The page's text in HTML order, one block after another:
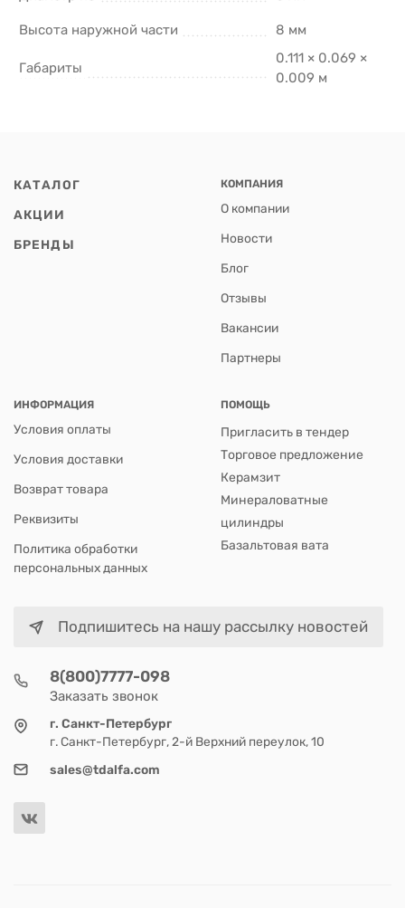
Высота наружной части 8 мм
Габариты
0.111 × 0.069 ×
0.009 м
КАТАЛОГ
АКЦИИ
БРЕНДЫ
КОМПАНИЯ
О компании
Новости
Блог
Отзывы
Вакансии
Партнеры
ИНФОРМАЦИЯ
Условия оплаты
Условия доставки
Возврат товара
Реквизиты
Политика обработки
персональных данных
ПОМОЩЬ
Пригласить в тендер
Торговое предложение
Керамзит
Минераловатные
цилиндры
Базальтовая вата
Подпишитесь на нашу рассылку новостей
8(800)7777-098
Заказать звонок
г. Санкт-Петербург
г. Санкт-Петербург, 2-й Верхний переулок, 10
sales@tdalfa.com